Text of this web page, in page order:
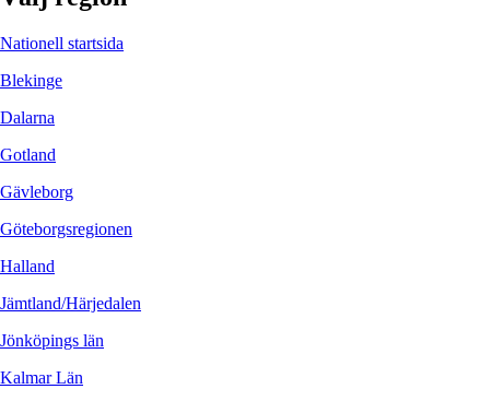
Nationell startsida
Blekinge
Dalarna
Gotland
Gävleborg
Göteborgsregionen
Halland
Jämtland/Härjedalen
Jönköpings län
Kalmar Län